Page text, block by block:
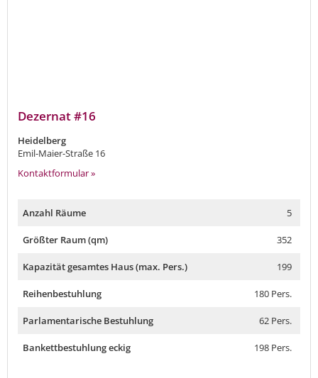
Dezernat #16
Heidelberg
Emil-Maier-Straße 16
Kontaktformular »
Anzahl Räume 5
Größter Raum (qm) 352
Kapazität gesamtes Haus (max. Pers.) 199
Reihenbestuhlung 180 Pers.
Parlamentarische Bestuhlung 62 Pers.
Bankettbestuhlung eckig 198 Pers.